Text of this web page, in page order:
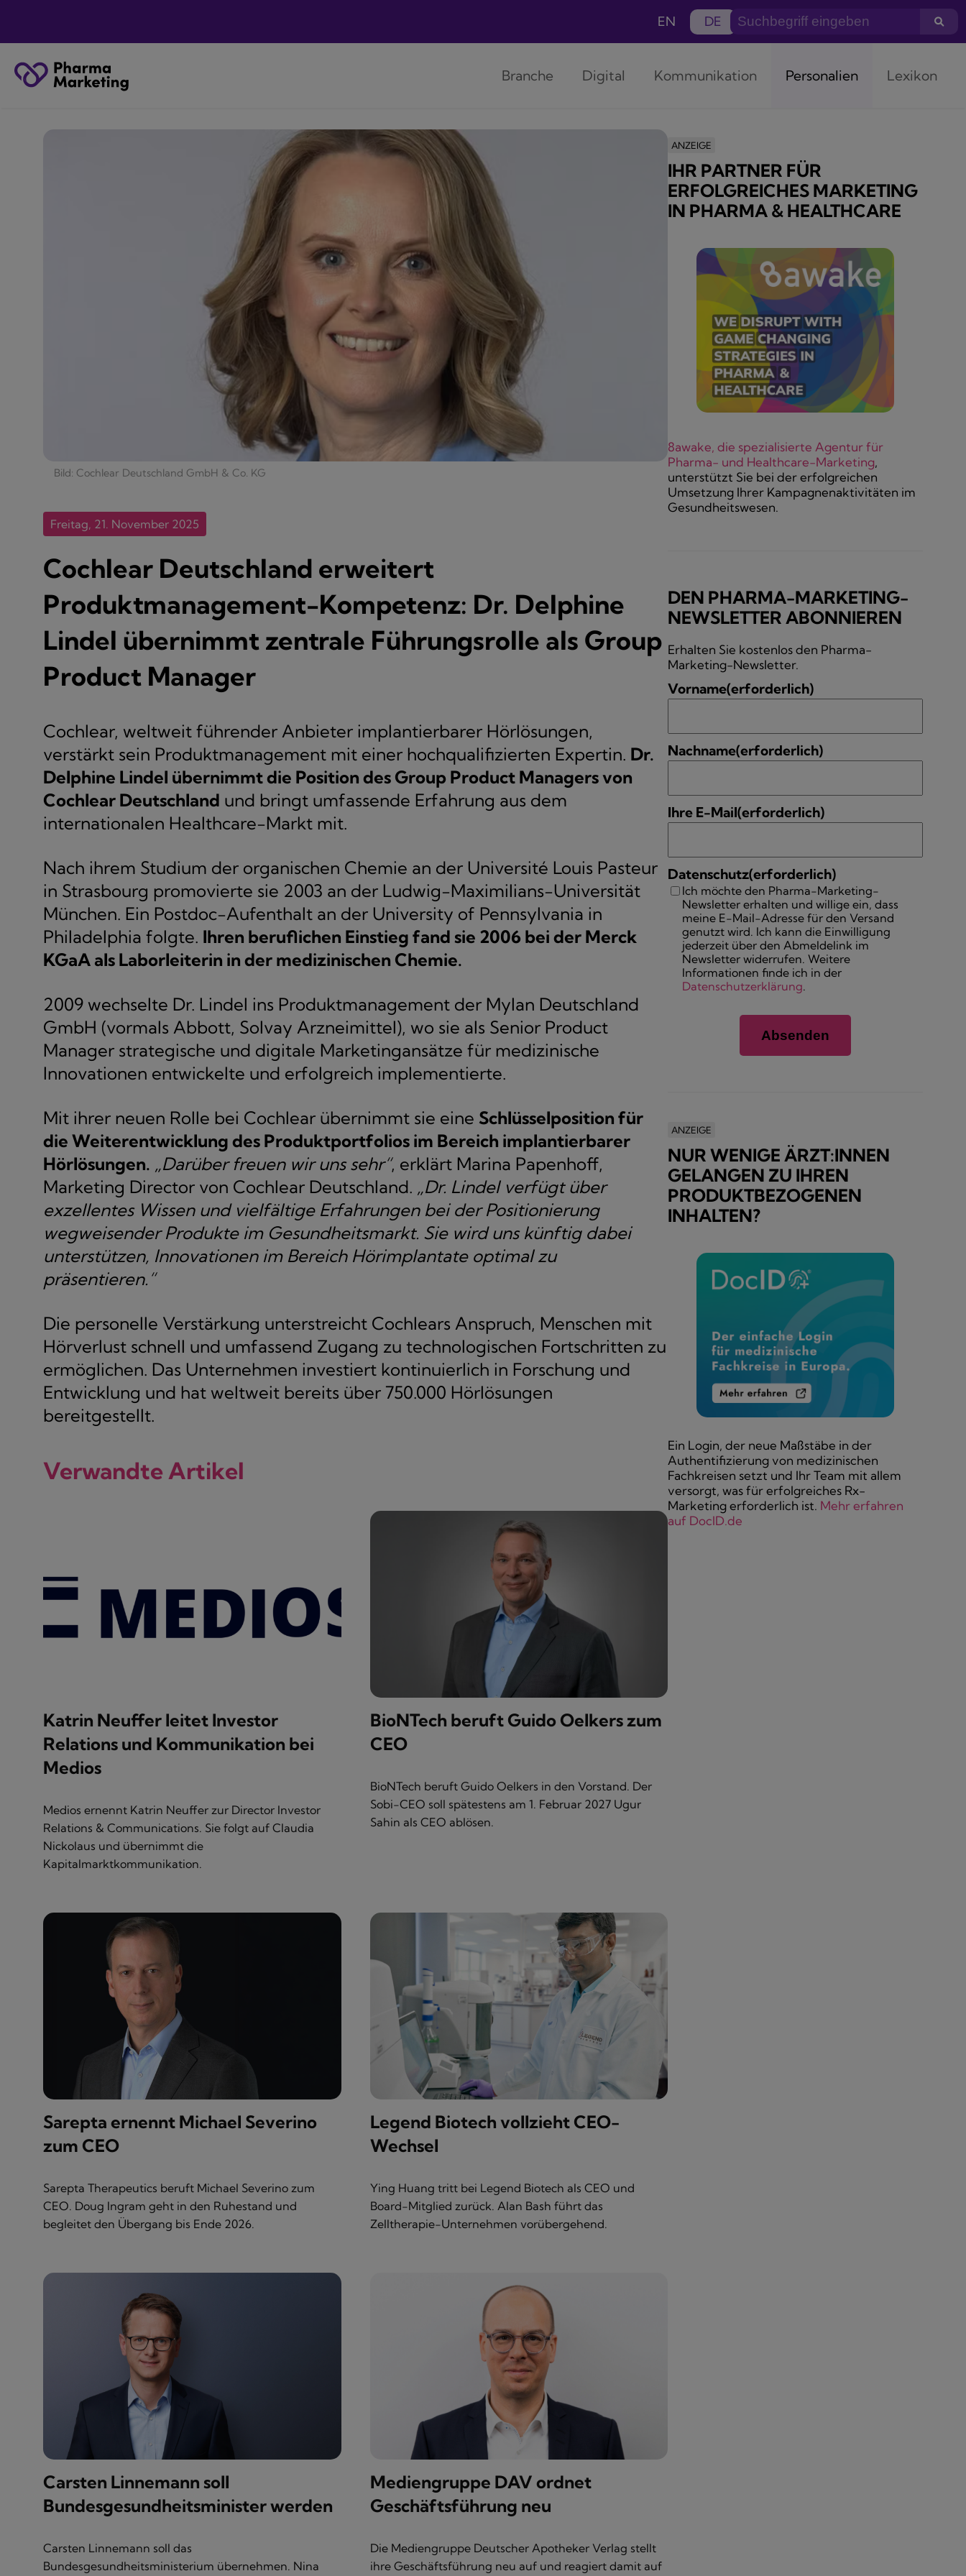
EN DE
Branche Digital Kommunikation Personalien Lexikon
Bild: Cochlear Deutschland GmbH & Co. KG
Freitag, 21. November 2025
Cochlear Deutschland erweitert
Produktmanagement-Kompetenz: Dr. Delphine
Lindel übernimmt zentrale Führungsrolle als Group
Product Manager
Cochlear, weltweit führender Anbieter implantierbarer Hörlösungen,
verstärkt sein Produktmanagement mit einer hochqualifizierten Expertin. Dr.
Delphine Lindel übernimmt die Position des Group Product Managers von
Cochlear Deutschland und bringt umfassende Erfahrung aus dem
internationalen Healthcare-Markt mit.
Nach ihrem Studium der organischen Chemie an der Université Louis Pasteur
in Strasbourg promovierte sie 2003 an der Ludwig-Maximilians-Universität
München. Ein Postdoc-Aufenthalt an der University of Pennsylvania in
Philadelphia folgte. Ihren beruflichen Einstieg fand sie 2006 bei der Merck
KGaA als Laborleiterin in der medizinischen Chemie.
2009 wechselte Dr. Lindel ins Produktmanagement der Mylan Deutschland
GmbH (vormals Abbott, Solvay Arzneimittel), wo sie als Senior Product
Manager strategische und digitale Marketingansätze für medizinische
Innovationen entwickelte und erfolgreich implementierte.
Mit ihrer neuen Rolle bei Cochlear übernimmt sie eine Schlüsselposition für
die Weiterentwicklung des Produktportfolios im Bereich implantierbarer
Hörlösungen. „Darüber freuen wir uns sehr“, erklärt Marina Papenhoff,
Marketing Director von Cochlear Deutschland. „Dr. Lindel verfügt über
exzellentes Wissen und vielfältige Erfahrungen bei der Positionierung
wegweisender Produkte im Gesundheitsmarkt. Sie wird uns künftig dabei
unterstützen, Innovationen im Bereich Hörimplantate optimal zu
präsentieren.“
Die personelle Verstärkung unterstreicht Cochlears Anspruch, Menschen mit
Hörverlust schnell und umfassend Zugang zu technologischen Fortschritten zu
ermöglichen. Das Unternehmen investiert kontinuierlich in Forschung und
Entwicklung und hat weltweit bereits über 750.000 Hörlösungen
bereitgestellt.
Verwandte Artikel
Katrin Neuffer leitet Investor
Relations und Kommunikation bei
Medios
Medios ernennt Katrin Neuffer zur Director Investor
Relations & Communications. Sie folgt auf Claudia
Nickolaus und übernimmt die
Kapitalmarktkommunikation.
BioNTech beruft Guido Oelkers zum
CEO
BioNTech beruft Guido Oelkers in den Vorstand. Der
Sobi-CEO soll spätestens am 1. Februar 2027 Ugur
Sahin als CEO ablösen.
Sarepta ernennt Michael Severino
zum CEO
Sarepta Therapeutics beruft Michael Severino zum
CEO. Doug Ingram geht in den Ruhestand und
begleitet den Übergang bis Ende 2026.
Legend Biotech vollzieht CEO-
Wechsel
Ying Huang tritt bei Legend Biotech als CEO und
Board-Mitglied zurück. Alan Bash führt das
Zelltherapie-Unternehmen vorübergehend.
Carsten Linnemann soll
Bundesgesundheitsminister werden
Carsten Linnemann soll das
Bundesgesundheitsministerium übernehmen. Nina
Mediengruppe DAV ordnet
Geschäftsführung neu
Die Mediengruppe Deutscher Apotheker Verlag stellt
ihre Geschäftsführung neu auf und reagiert damit auf
ANZEIGE
IHR PARTNER FÜR
ERFOLGREICHES MARKETING
IN PHARMA & HEALTHCARE
8awake, die spezialisierte Agentur für
Pharma- und Healthcare-Marketing,
unterstützt Sie bei der erfolgreichen
Umsetzung Ihrer Kampagnenaktivitäten im
Gesundheitswesen.
DEN PHARMA-MARKETING-
NEWSLETTER ABONNIEREN
Erhalten Sie kostenlos den Pharma-
Marketing-Newsletter.
Vorname(erforderlich)
Nachname(erforderlich)
Ihre E-Mail(erforderlich)
Datenschutz(erforderlich)
Ich möchte den Pharma-Marketing-
Newsletter erhalten und willige ein, dass
meine E-Mail-Adresse für den Versand
genutzt wird. Ich kann die Einwilligung
jederzeit über den Abmeldelink im
Newsletter widerrufen. Weitere
Informationen finde ich in der
Datenschutzerklärung.
ANZEIGE
NUR WENIGE ÄRZT:INNEN
GELANGEN ZU IHREN
PRODUKTBEZOGENEN
INHALTEN?
Ein Login, der neue Maßstäbe in der
Authentifizierung von medizinischen
Fachkreisen setzt und Ihr Team mit allem
versorgt, was für erfolgreiches Rx-
Marketing erforderlich ist. Mehr erfahren
auf DocID.de